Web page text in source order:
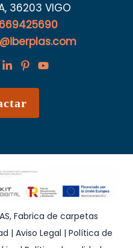
36203 VIGO
669425690
Fabrica de carpetas
| Aviso Legal | Política de